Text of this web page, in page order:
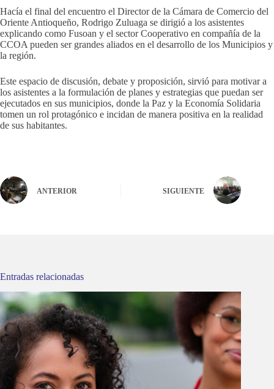
Hacía el final del encuentro el Director de la Cámara de Comercio del
Oriente Antioqueño, Rodrigo Zuluaga se dirigió a los asistentes
explicando como Fusoan y el sector Cooperativo en compañía de la
CCOA pueden ser grandes aliados en el desarrollo de los Municipios y
la región.
Este espacio de discusión, debate y proposición, sirvió para motivar a
los asistentes a la formulación de planes y estrategias que puedan ser
ejecutados en sus municipios, donde la Paz y la Economía Solidaria
tomen un rol protagónico e incidan de manera positiva en la realidad
de sus habitantes.
ANTERIOR SIGUIENTE
Entradas relacionadas